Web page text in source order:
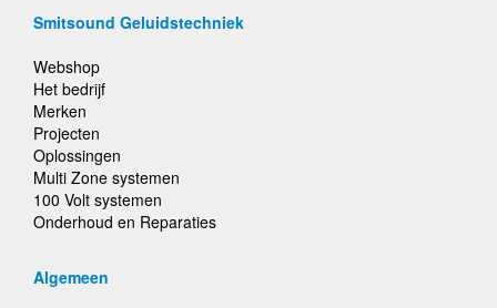
Smitsound Geluidstechniek
Webshop
Het bedrijf
Merken
Projecten
Oplossingen
Multi Zone systemen
100 Volt systemen
Onderhoud en Reparaties
Algemeen